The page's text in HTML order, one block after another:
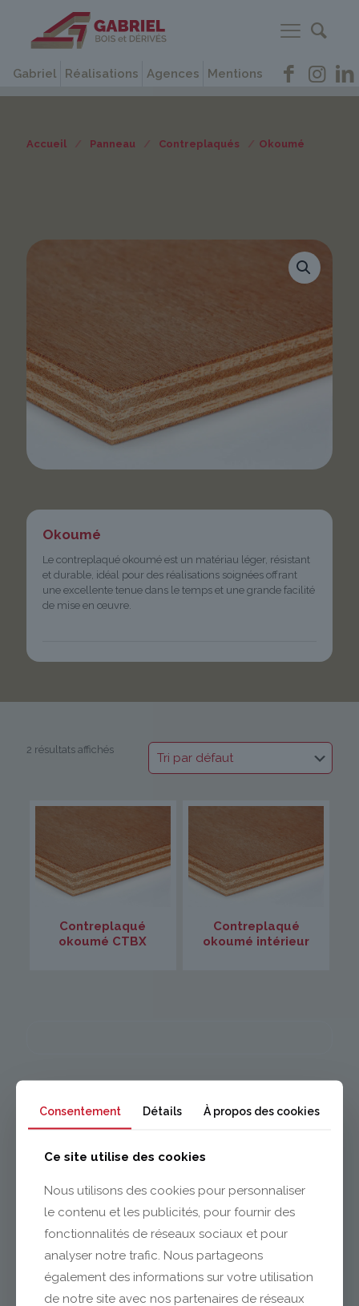
Gabriel Réalisations Agences Mentions
Accueil / Panneau / Contreplaqués / Okoumé
Okoumé
Le contreplaqué okoumé est un matériau léger, résistant
et durable, idéal pour des réalisations soignées offrant
une excellente tenue dans le temps et une grande facilité
de mise en œuvre.
2 résultats affichés
Contreplaqué
okoumé CTBX
Contreplaqué
okoumé intérieur
Issoire
04 73 55 06 09
contact@gabriel-sa.fr
Consentement Détails À propos des cookies
Ce site utilise des cookies
Nous utilisons des cookies pour personnaliser
le contenu et les publicités, pour fournir des
fonctionnalités de réseaux sociaux et pour
analyser notre trafic. Nous partageons
également des informations sur votre utilisation
de notre site avec nos partenaires de réseaux